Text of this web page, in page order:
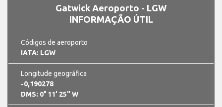
Gatwick Aeroporto - LGW
INFORMAÇÃO ÚTIL
Códigos de aeroporto
IATA: LGW
Longitude geográfica
-0,190278
DMS: 0° 11’ 25" W